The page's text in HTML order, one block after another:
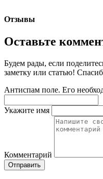
Отзывы
Оставьте
Будем рады, если
заметку или статью!
Антиспам поле. Его
Укажите имя
Комментарий
Отправить